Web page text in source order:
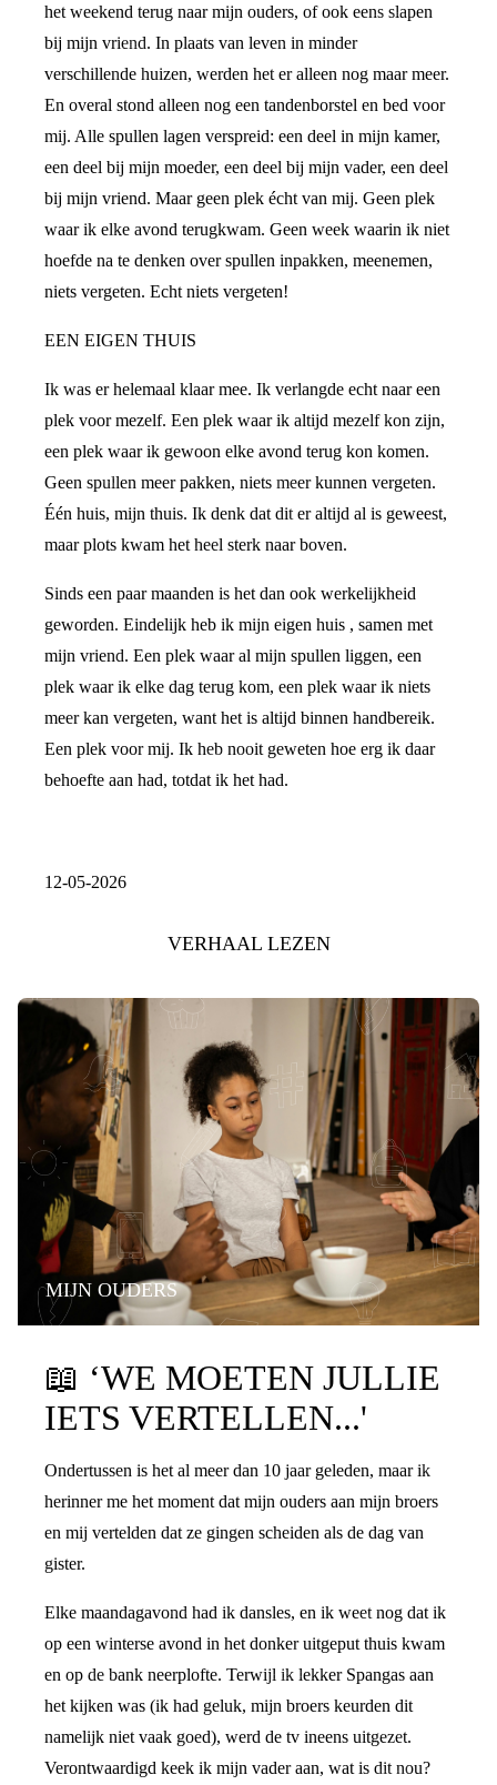
het weekend terug naar mijn ouders, of ook eens slapen
bij mijn vriend. In plaats van leven in minder
verschillende huizen, werden het er alleen nog maar meer.
En overal stond alleen nog een tandenborstel en bed voor
mij. Alle spullen lagen verspreid: een deel in mijn kamer,
een deel bij mijn moeder, een deel bij mijn vader, een deel
bij mijn vriend. Maar geen plek écht van mij. Geen plek
waar ik elke avond terugkwam. Geen week waarin ik niet
hoefde na te denken over spullen inpakken, meenemen,
niets vergeten. Echt niets vergeten!
EEN EIGEN THUIS
Ik was er helemaal klaar mee. Ik verlangde echt naar een
plek voor mezelf. Een plek waar ik altijd mezelf kon zijn,
een plek waar ik gewoon elke avond terug kon komen.
Geen spullen meer pakken, niets meer kunnen vergeten.
Één huis, mijn thuis. Ik denk dat dit er altijd al is geweest,
maar plots kwam het heel sterk naar boven.
Sinds een paar maanden is het dan ook werkelijkheid
geworden. Eindelijk heb ik mijn eigen huis , samen met
mijn vriend. Een plek waar al mijn spullen liggen, een
plek waar ik elke dag terug kom, een plek waar ik niets
meer kan vergeten, want het is altijd binnen handbereik.
Een plek voor mij. Ik heb nooit geweten hoe erg ik daar
behoefte aan had, totdat ik het had.
12-05-2026
VERHAAL LEZEN
MIJN OUDERS
📖 ‘WE MOETEN JULLIE
IETS VERTELLEN...'
Ondertussen is het al meer dan 10 jaar geleden, maar ik
herinner me het moment dat mijn ouders aan mijn broers
en mij vertelden dat ze gingen scheiden als de dag van
gister.
Elke maandagavond had ik dansles, en ik weet nog dat ik
op een winterse avond in het donker uitgeput thuis kwam
en op de bank neerplofte. Terwijl ik lekker Spangas aan
het kijken was (ik had geluk, mijn broers keurden dit
namelijk niet vaak goed), werd de tv ineens uitgezet.
Verontwaardigd keek ik mijn vader aan, wat is dit nou?